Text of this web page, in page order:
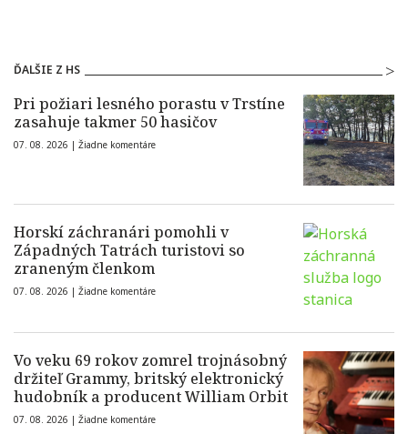
ĎALŠIE Z HS
Pri požiari lesného porastu v Trstíne
zasahuje takmer 50 hasičov
07. 08. 2026 | Žiadne komentáre
Horskí záchranári pomohli v
Západných Tatrách turistovi so
zraneným členkom
07. 08. 2026 | Žiadne komentáre
Vo veku 69 rokov zomrel trojnásobný
držiteľ Grammy, britský elektronický
hudobník a producent William Orbit
07. 08. 2026 | Žiadne komentáre